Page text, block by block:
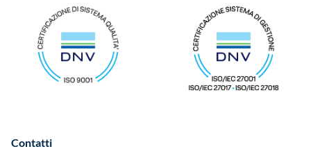
Contatti